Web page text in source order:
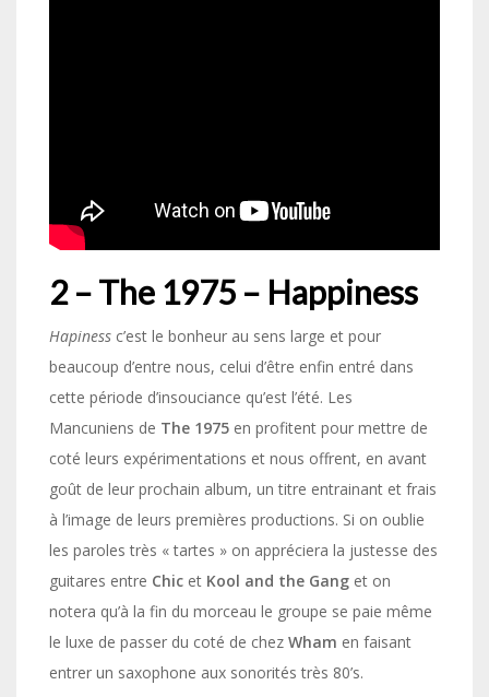
2 – The 1975 – Happiness
Hapiness c’est le bonheur au sens large et pour
beaucoup d’entre nous, celui d’être enfin entré dans
cette période d’insouciance qu’est l’été. Les
Mancuniens de The 1975 en profitent pour mettre de
coté leurs expérimentations et nous offrent, en avant
goût de leur prochain album, un titre entrainant et frais
à l’image de leurs premières productions. Si on oublie
les paroles très « tartes » on appréciera la justesse des
guitares entre Chic et Kool and the Gang et on
notera qu’à la fin du morceau le groupe se paie même
le luxe de passer du coté de chez Wham en faisant
entrer un saxophone aux sonorités très 80’s.